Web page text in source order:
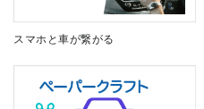
スマホと車が繋がる